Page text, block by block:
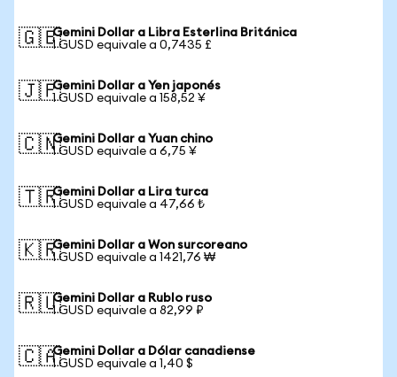
🇬🇧Gemini Dollar a Libra Esterlina Británica
1 GUSD equivale a 0,7435 £
🇯🇵Gemini Dollar a Yen japonés
1 GUSD equivale a 158,52 ¥
🇨🇳Gemini Dollar a Yuan chino
1 GUSD equivale a 6,75 ¥
🇹🇷Gemini Dollar a Lira turca
1 GUSD equivale a 47,66 ₺
🇰🇷Gemini Dollar a Won surcoreano
1 GUSD equivale a 1421,76 ₩
🇷🇺Gemini Dollar a Rublo ruso
1 GUSD equivale a 82,99 ₽
🇨🇦Gemini Dollar a Dólar canadiense
1 GUSD equivale a 1,40 $